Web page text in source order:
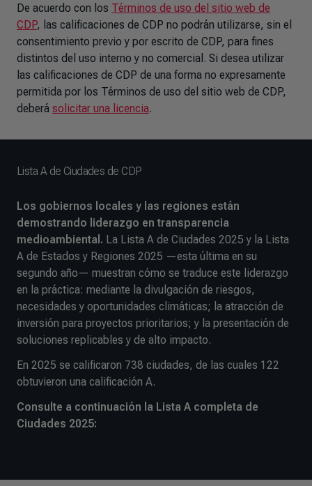
De acuerdo con los Términos de uso del sitio web de
CDP, las calificaciones de CDP no podrán utilizarse, sin el
consentimiento previo y por escrito de CDP, para fines
distintos del uso interno y no comercial. Si desea utilizar
las calificaciones de CDP de una forma no expresamente
permitida por los Términos de uso del sitio web de CDP,
deberá solicitar una licencia.
Lista A de Ciudades de CDP
Los gobiernos locales y las regiones están
demostrando liderazgo en transparencia
medioambiental. La Lista A de Ciudades 2025 y la Lista
A de Estados y Regiones 2025 —esta última en su
segundo año— muestran cómo se traduce este liderazgo
en la práctica: mediante la divulgación de riesgos,
necesidades y oportunidades climáticas; la atracción de
inversión para proyectos prioritarios; y la presentación de
soluciones replicables y de alto impacto.
En 2025 se calificaron 738 ciudades, de las cuales 122
obtuvieron una calificación A.
Consulte a continuación la Lista A completa de
Ciudades 2025: